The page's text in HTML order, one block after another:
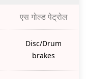
एस गोल्ड पेट्रोल
Disc/Drum
brakes